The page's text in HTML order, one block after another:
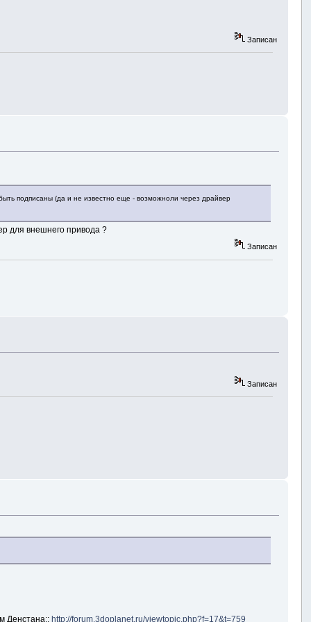
Записан
подписаны (да и не известно еще - возможноли через драйвер
для внешнего привода ?
Записан
Записан
Денстана:: http://forum.3doplanet.ru/viewtopic.php?f=17&t=759